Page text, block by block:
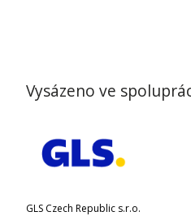
Vysázeno ve
GLS Czech Republic s.r.o.